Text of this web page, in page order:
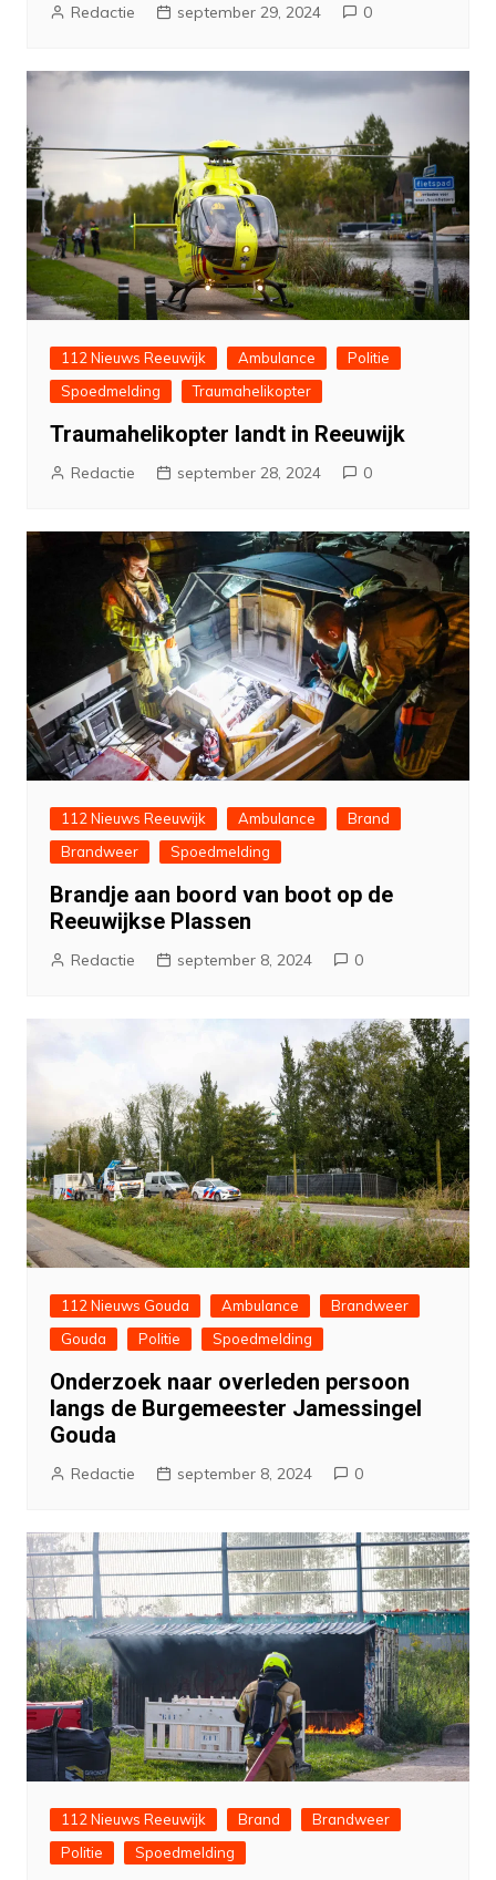
Redactie september 29, 2024 0
112 Nieuws Reeuwijk Ambulance
Politie
Spoedmelding
Traumahelikopter
Traumahelikopter landt in Reeuwijk
Redactie september 28, 2024 0
112 Nieuws Reeuwijk Ambulance
Brand
Brandweer
Spoedmelding
Brandje aan boord van boot op de
Reeuwijkse Plassen
Redactie september 8, 2024 0
112 Nieuws Gouda Ambulance
Brandweer
Gouda
Politie Spoedmelding
Onderzoek naar overleden persoon
langs de Burgemeester Jamessingel
Gouda
Redactie september 8, 2024 0
112 Nieuws Reeuwijk Brand
Brandweer
Politie
Spoedmelding